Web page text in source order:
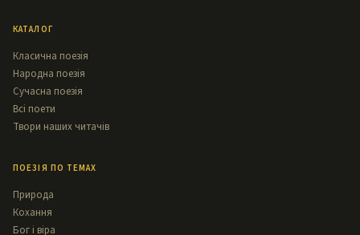
КАТАЛОГ
Класична поезія
Народна поезія
Сучасна поезія
Всі поети
Твори наших читачів
ПОЕЗІЯ ПО ТЕМАХ
Природа
Кохання
Бог і віра